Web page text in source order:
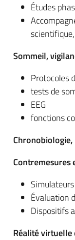
Études
Sommeil,
Protocoles
tests de
EEG
fonctions
Contremesures
Évaluation
Dispositifs
Réalité virtuelle